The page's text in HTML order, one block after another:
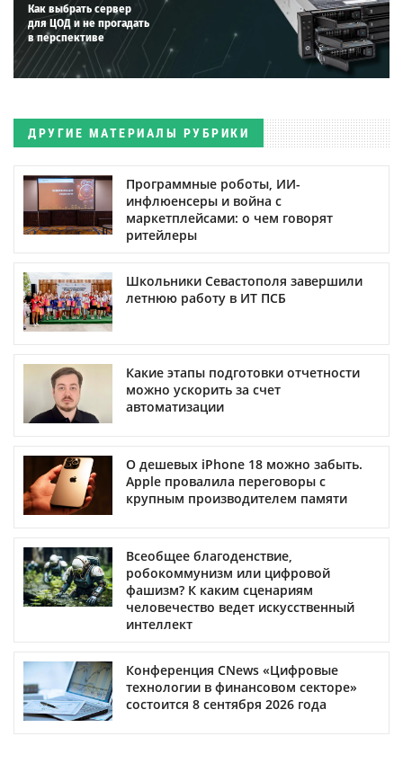
Как выбрать сервер
для ЦОД и не прогадать
в перспективе
ДРУГИЕ МАТЕРИАЛЫ РУБРИКИ
Программные роботы, ИИ-
инфлюенсеры и война с
маркетплейсами: о чем говорят
ритейлеры
Школьники Севастополя завершили
летнюю работу в ИТ ПСБ
Какие этапы подготовки отчетности
можно ускорить за счет
автоматизации
О дешевых iPhone 18 можно забыть.
Apple провалила переговоры с
крупным производителем памяти
Всеобщее благоденствие,
робокоммунизм или цифровой
фашизм? К каким сценариям
человечество ведет искусственный
интеллект
Конференция CNews «Цифровые
технологии в финансовом секторе»
состоится 8 сентября 2026 года